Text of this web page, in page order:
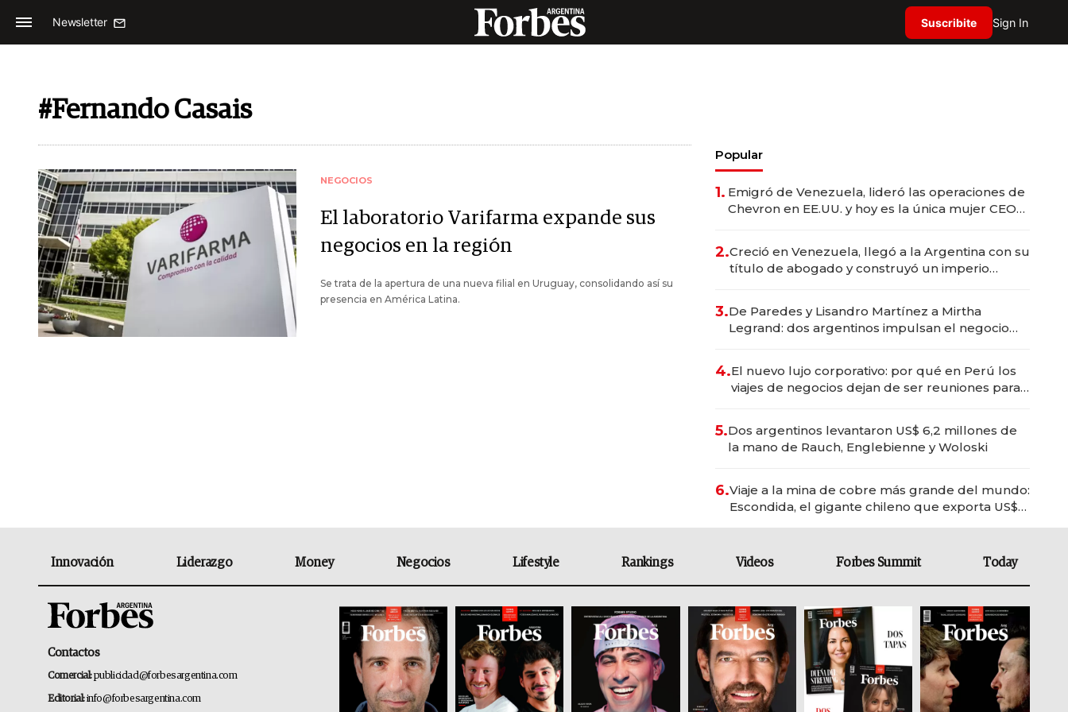
Newsletter Suscribite Sign In
#Fernando Casais
NEGOCIOS
El laboratorio Varifarma expande sus
negocios en la región
Se trata de la apertura de una nueva filial en Uruguay, consolidando así su
presencia en América Latina.
Popular
1. Emigró de Venezuela, lideró las operaciones de
Chevron en EE.UU. y hoy es la única mujer CEO
2.Creció en Venezuela, llegó a la Argentina con su
título de abogado y construyó un imperio
3.De Paredes y Lisandro Martínez a Mirtha
Legrand: dos argentinos impulsan el negocio
4.El nuevo lujo corporativo: por qué en Perú los
viajes de negocios dejan de ser reuniones para
5.Dos argentinos levantaron US$ 6,2 millones de
la mano de Rauch, Englebienne y Woloski
6.Viaje a la mina de cobre más grande del mundo:
Escondida, el gigante chileno que exporta US$
Innovación Liderazgo Money Negocios Lifestyle Rankings Videos Forbes Summit Today
Contactos
Comercial:publicidad@forbesargentina.com
Editorial:info@forbesargentina.com